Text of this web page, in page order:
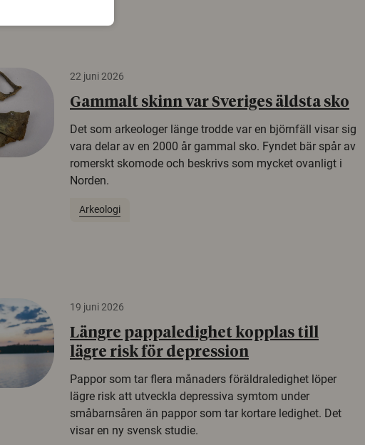
22 juni 2026
Gammalt skinn var Sveriges äldsta sko
Det som arkeologer länge trodde var en björnfäll visar sig
vara delar av en 2000 år gammal sko. Fyndet bär spår av
romerskt skomode och beskrivs som mycket ovanligt i
Norden.
Arkeologi
19 juni 2026
Längre pappaledighet kopplas till
lägre risk för depression
Pappor som tar flera månaders föräldraledighet löper
lägre risk att utveckla depressiva symtom under
småbarnsåren än pappor som tar kortare ledighet. Det
visar en ny svensk studie.